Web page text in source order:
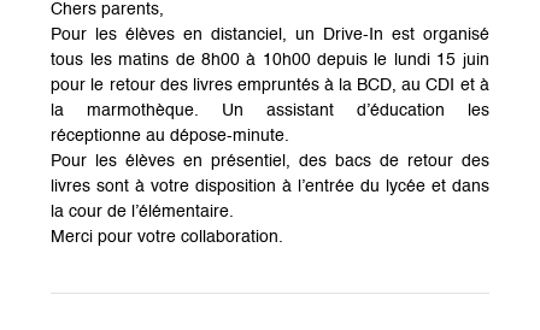
Chers parents,
Pour les élèves en distanciel , un Drive-In est organisé
tous les matins de 8h00 à 10h00 depuis le lundi 15 juin
pour le retour des livres empruntés à la BCD, au CDI et à
la marmothèque. Un assistant d’éducation les
réceptionne au dépose-minute.
Pour les élèves en présentiel , des bacs de retour des
livres sont à votre disposition à l’entrée du lycée et dans
la cour de l’élémentaire.
Merci pour votre collaboration.